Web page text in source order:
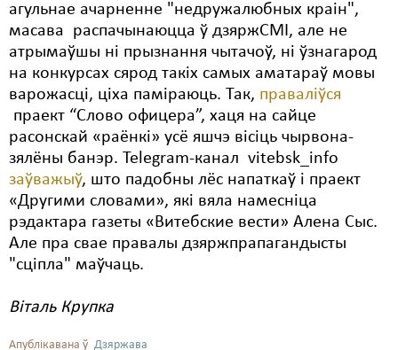
агульнае ачарненне "недружалюбных краін",
масава распачынаюцца ў дзяржСМІ, але не
атрымаўшы ні прызнання чытачоў, ні ўзнагарод
на конкурсах сярод такіх самых аматараў мовы
варожасці, ціха паміраюць. Так, праваліўся
праект “Слово офицера”, хаця на сайце
расонскай «раёнкі» усё яшчэ вісіць чырвона-
зялёны банэр. Telegram-канал vitebsk_info
заўважыў, што падобны лёс напаткаў і праект
«Другими словами», які вяла намесніца
рэдактара газеты «Витебские вести» Алена Сыс.
Але пра свае правалы дзяржпрапагандысты
"сціпла" маўчаць.
Віталь Крупка
Апублікавана ў Дзяржава